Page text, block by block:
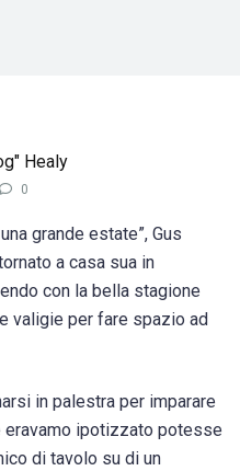
Healy
0
grande estate”, Gus
a casa sua in
con la bella stagione
valigie per fare spazio ad
in palestra per imparare
eravamo ipotizzato potesse
di tavolo su di un